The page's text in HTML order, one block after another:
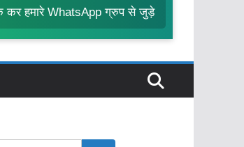
कर हमारे WhatsApp ग्रुप से जुड़े